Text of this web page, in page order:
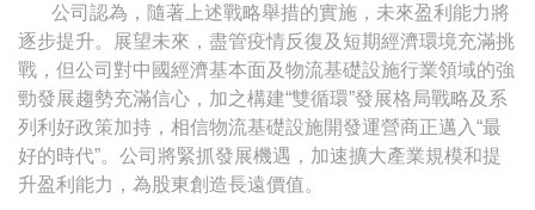
公司認為，隨著上述戰略舉措的實施，未來盈利能力將
逐步提升。展望未來，盡管疫情反復及短期經濟環境充滿挑
戰，但公司對中國經濟基本面及物流基礎設施行業領域的強
勁發展趨勢充滿信心，加之構建“雙循環”發展格局戰略及系
列利好政策加持，相信物流基礎設施開發運營商正邁入“最
好的時代”。公司將緊抓發展機遇，加速擴大產業規模和提
升盈利能力，為股東創造長遠價值。